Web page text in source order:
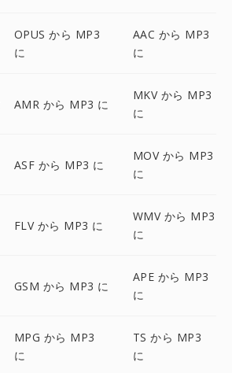
OPUS から MP3
に
AAC から MP3
に
AMR から MP3 に
MKV から MP3
に
ASF から MP3 に
MOV から MP3
に
FLV から MP3 に
WMV から MP3
に
GSM から MP3 に
APE から MP3
に
MPG から MP3
に
TS から MP3
に